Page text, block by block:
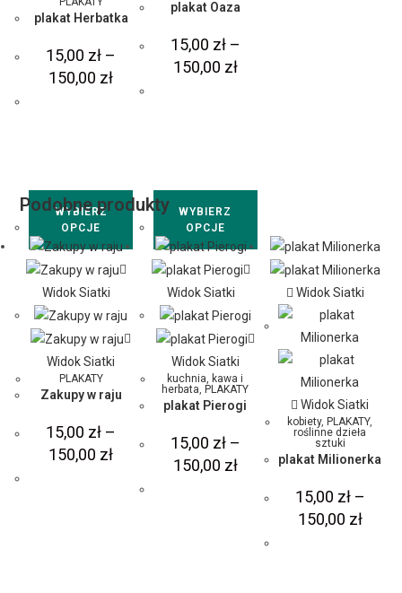
plakat Herbatka
15,00 zł –
150,00 zł
WYBIERZ
OPCJE
plakat Oaza
15,00 zł –
150,00 zł
WYBIERZ
OPCJE
Podobne produkty
Widok Siatki
Widok Siatki
PLAKATY
Zakupy w raju
15,00 zł –
150,00 zł
Widok Siatki
Widok Siatki
kuchnia, kawa i
herbata ,PLAKATY
plakat Pierogi
15,00 zł –
150,00 zł
Widok Siatki
Widok Siatki
kobiety, PLAKATY,
roślinne dzieła
sztuki
plakat Milionerka
15,00 zł –
150,00 zł